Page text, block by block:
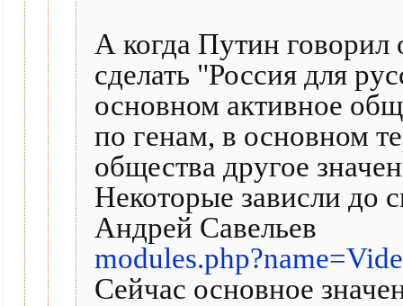
А когда Путин говорил
сделать "Россия для
основном активное
по генам, в основном
общества другое
Некоторые зависли до
Андрей Савельев
Сейчас основное